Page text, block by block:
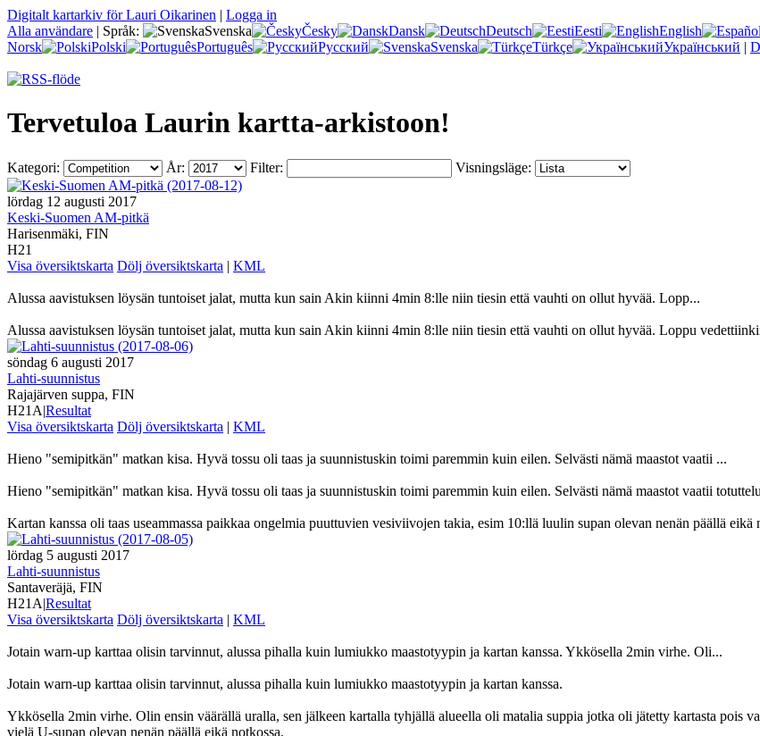
Digitalt kartarkiv för Lauri Oikarinen | Logga in
Alla användare | Språk: Svenska Česky Dansk Deutsch Eesti English
Norsk
Polski Português Русский Svenska Türkçe Український |
Tervetuloa Laurin kartta-arkistoon!
Kategori: År: Filter: Visningsläge:
lördag 12 augusti 2017
Keski-Suomen AM-pitkä
Harisenmäki, FIN
H21
Visa översiktskarta Dölj översiktskarta | KML
Alussa aavistuksen löysän tuntoiset jalat, mutta kun sain Akin kiinni 4min 8:lle niin tiesin että vauhti on ollut hyvää. Lopp...
Alussa aavistuksen löysän tuntoiset jalat, mutta kun sain Akin kiinni 4min 8:lle niin tiesin että vauhti on ollut hyvää. Loppu
söndag 6 augusti 2017
Lahti-suunnistus
Rajajärven suppa, FIN
H21A|Resultat
Visa översiktskarta Dölj översiktskarta | KML
Hieno "semipitkän" matkan kisa. Hyvä tossu oli taas ja suunnistuskin toimi paremmin kuin eilen. Selvästi nämä maastot vaatii ...
Hieno "semipitkän" matkan kisa. Hyvä tossu oli taas ja suunnistuskin toimi paremmin kuin eilen. Selvästi nämä maastot vaatii
Kartan kanssa oli taas useammassa paikkaa ongelmia puuttuvien vesiviivojen takia, esim 10:llä luulin supan olevan nenän päällä
lördag 5 augusti 2017
Lahti-suunnistus
Santaveräjä, FIN
H21A|Resultat
Visa översiktskarta Dölj översiktskarta | KML
Jotain warn-up karttaa olisin tarvinnut, alussa pihalla kuin lumiukko maastotyypin ja kartan kanssa. Ykkösella 2min virhe. Oli...
Jotain warn-up karttaa olisin tarvinnut, alussa pihalla kuin lumiukko maastotyypin ja kartan kanssa.
Ykkösella 2min virhe. Olin ensin väärällä uralla, sen jälkeen kartalla tyhjällä alueella oli matalia suppia jotka oli jätetty kartasta pois
vielä U-supan olevan nenän päällä eikä notkossa.